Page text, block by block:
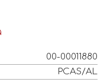
00-00011880
PCAS/AL